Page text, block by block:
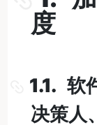
度
1.1. 软
决策人